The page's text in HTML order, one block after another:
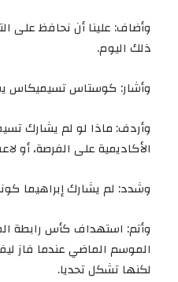
وأضاف: عليناأننحافظعلى
ذلك اليوم.
وأشار: كوستاستسيميكاس
وأردف: ماذا لو لميشارك
الأكاديميةعلى الفرصة،أو
وشدد: لميشاركإبراهيما
وأتم: استهداف كأس رابطة
الموسم الماضيعندما فاز
لكنهاتشكلتحديا.